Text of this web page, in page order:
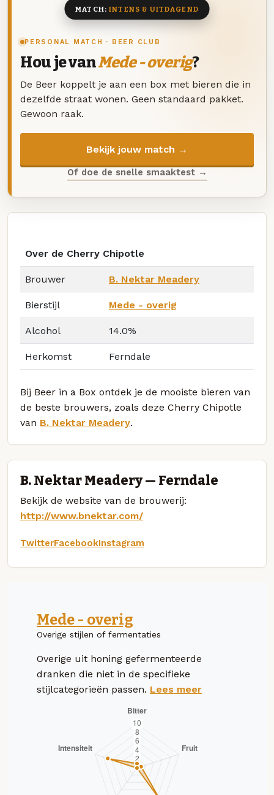
PERSONAL MATCH · BEER CLUB
Hou je vanMede - overig?
De Beer koppelt je aan een box met bieren die in
dezelfde straat wonen. Geen standaard pakket.
Gewoon raak.
Bekijk jouw match →
Of doe de snelle smaaktest →
MATCH:INTENS & UITDAGEND
Over de Cherry Chipotle
Brouwer B. Nektar Meadery
Bierstijl Mede - overig
Alcohol 14.0%
Herkomst Ferndale
Bij Beer in a Box ontdek je de mooiste bieren van
de beste brouwers, zoals deze Cherry Chipotle
van B. Nektar Meadery.
B. Nektar Meadery — Ferndale
Bekijk de website van de brouwerij:
http://www.bnektar.com/
TwitterFacebookInstagram
Mede - overig
Overige stijlen of fermentaties
Overige uit honing gefermenteerde
dranken die niet in de specifieke
stijlcategorieën passen. Lees meer